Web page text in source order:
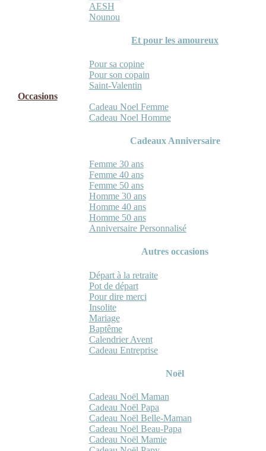
AESH
Nounou
Et pour les amoureux
Pour sa copine
Pour son copain
Saint-Valentin
Occasions
Cadeau Noel Femme
Cadeau Noel Homme
Cadeaux Anniversaire
Femme 30 ans
Femme 40 ans
Femme 50 ans
Homme 30 ans
Homme 40 ans
Homme 50 ans
Anniversaire Personnalisé
Autres occasions
Départ à la retraite
Pot de départ
Pour dire merci
Insolite
Mariage
Baptême
Calendrier Avent
Cadeau Entreprise
Noël
Cadeau Noël Maman
Cadeau Noël Papa
Cadeau Noël Belle-Maman
Cadeau Noël Beau-Papa
Cadeau Noël Mamie